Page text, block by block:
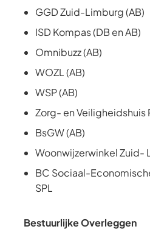
GGD Zuid-Limburg (AB)
ISD Kompas (DB en AB)
Omnibuzz (AB)
WOZL (AB)
WSP (AB)
Zorg- en Veiligheidshuis
BsGW (AB)
Woonwijzerwinkel Zuid-
BC Sociaal-
SPL
Bestuurlijke Overleggen